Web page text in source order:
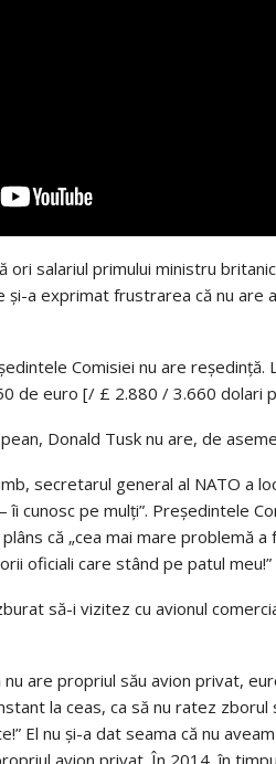
ori salariul primului ministru
și-a exprimat frustrarea că nu are
Comisiei nu are
de euro [/ £ 2.880 / 3.660 dolari
Donald Tusk nu are, de
secretarul general al NATO a
îi cunosc pe mulți”. Președintele
că „cea mai mare problemă
oficiali care stând pe patul meu!”
să-i vizitez cu avionul
are propriul său avion privat,
la ceas, ca să nu ratez zborul
El nu și-a dat seama că nu
avion privat. În 2014, în